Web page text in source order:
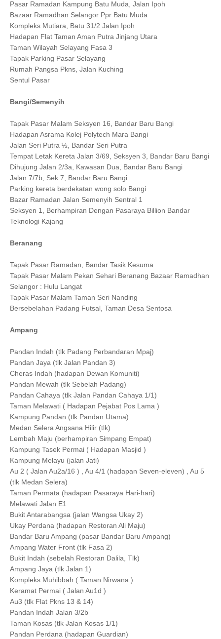
Pasar Ramadan Kampung Batu Muda, Jalan Ipoh
Bazaar Ramadhan Selangor Ppr Batu Muda
Kompleks Mutiara, Batu 31/2 Jalan Ipoh
Hadapan Flat Taman Aman Putra Jinjang Utara
Taman Wilayah Selayang Fasa 3
Tapak Parking Pasar Selayang
Rumah Pangsa Pkns, Jalan Kuching
Sentul Pasar
Bangi/Semenyih
Tapak Pasar Malam Seksyen 16, Bandar Baru Bangi
Hadapan Asrama Kolej Polytech Mara Bangi
Jalan Seri Putra ½, Bandar Seri Putra
Tempat Letak Kereta Jalan 3/69, Seksyen 3, Bandar Baru Bangi
Dihujung Jalan 2/3a, Kawasan Dua, Bandar Baru Bangi
Jalan 7/7b, Sek 7, Bandar Baru Bangi
Parking kereta berdekatan wong solo Bangi
Bazar Ramadan Jalan Semenyih Sentral 1
Seksyen 1, Berhampiran Dengan Pasaraya Billion Bandar
Teknologi Kajang
Beranang
Tapak Pasar Ramadan, Bandar Tasik Kesuma
Tapak Pasar Malam Pekan Sehari Beranang Bazaar Ramadhan
Selangor : Hulu Langat
Tapak Pasar Malam Taman Seri Nanding
Bersebelahan Padang Futsal, Taman Desa Sentosa
Ampang
Pandan Indah (tlk Padang Perbandaran Mpaj)
Pandan Jaya (tlk Jalan Pandan 3)
Cheras Indah (hadapan Dewan Komuniti)
Pandan Mewah (tlk Sebelah Padang)
Pandan Cahaya (tlk Jalan Pandan Cahaya 1/1)
Taman Melawati ( Hadapan Pejabat Pos Lama )
Kampung Pandan (tlk Pandan Utama)
Medan Selera Angsana Hilir (tlk)
Lembah Maju (berhampiran Simpang Empat)
Kampung Tasek Permai ( Hadapan Masjid )
Kampung Melayu (jalan Jati)
Au 2 ( Jalan Au2a/16 ) , Au 4/1 (hadapan Seven-eleven) , Au 5
(tlk Medan Selera)
Taman Permata (hadapan Pasaraya Hari-hari)
Melawati Jalan E1
Bukit Antarabangsa (jalan Wangsa Ukay 2)
Ukay Perdana (hadapan Restoran Ali Maju)
Bandar Baru Ampang (pasar Bandar Baru Ampang)
Ampang Water Front (tlk Fasa 2)
Bukit Indah (sebelah Restoran Dalila, Tlk)
Ampang Jaya (tlk Jalan 1)
Kompleks Muhibbah ( Taman Nirwana )
Keramat Permai ( Jalan Au1d )
Au3 (tlk Flat Pkns 13 & 14)
Pandan Indah Jalan 3/2b
Taman Kosas (tlk Jalan Kosas 1/1)
Pandan Perdana (hadapan Guardian)